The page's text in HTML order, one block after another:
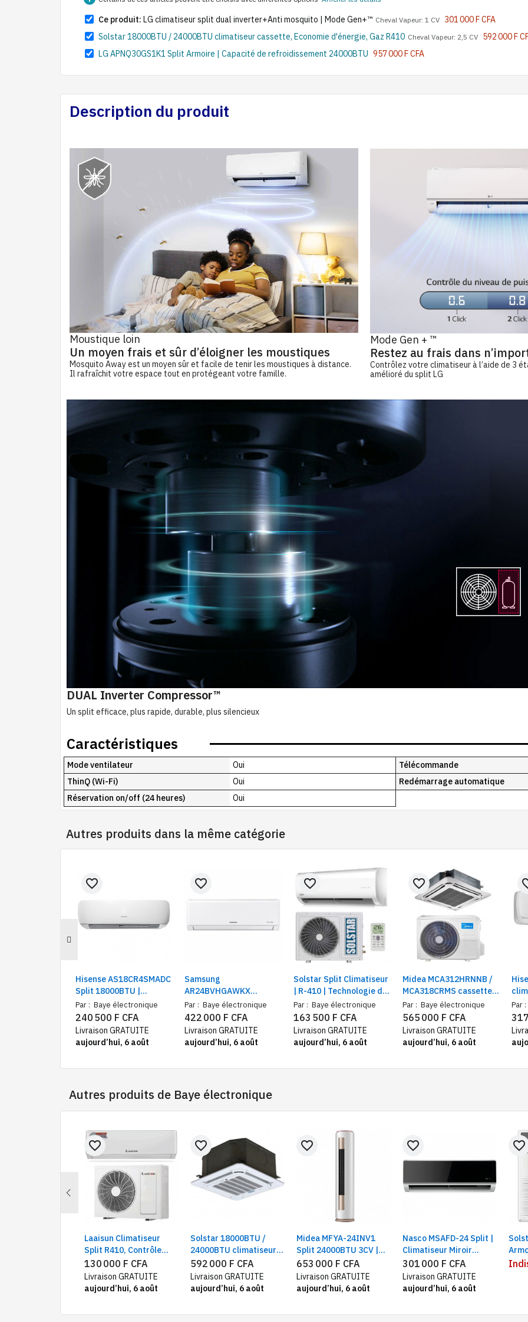
Ce produit: LG climatiseur split dual inverter+Anti mosquito | Mode Gen+™ Cheval Vapeur: 1 CV 301 000 F CFA
Solstar 18000BTU / 24000BTU climatiseur cassette, Economie d'énergie, Gaz R410 Cheval Vapeur: 2,5 CV 592 000 F
LG APNQ30GS1K1 Split Armoire | Capacité de refroidissement 24000BTU 957 000 F CFA
Description du produit
Moustique loin
Un moyen frais et sûr d’éloigner les moustiques
Mosquito Away est un moyen sûr et facile de tenir les moustiques à distance.
Il rafraîchit votre espace tout en protégeant votre famille.
Mode Gen + ™
Restez au frais dans
Contrôlez votre climatiseur à l’aide de 3
amélioré du split LG
DUAL Inverter Compressor™
Un split efficace, plus rapide, durable, plus silencieux
Caractéristiques
Mode ventilateur Oui
Télécommande
ThinQ (Wi-Fi)
Oui
Redémarrage automatique
Réservation on/off (24 heures)
Oui
Autres produits dans la même catégorie
Hisense AS18CR4SMADC
Split 18000BTU |
Climatiseur silencieux
Par : Baye électronique
favorite_border
240 500 F CFA
Livraison GRATUITE
aujourd’hui, 6 août
Samsung
AR24BVHGAWKX
Climatiseur Split Double
Inverter 24000 BTU
Par : Baye électronique
favorite_border
422 000 F CFA
Livraison GRATUITE
aujourd’hui, 6 août
Solstar Split Climatiseur
| R-410 | Technologie de
refroidissement avancée
Par : Baye électronique
favorite_border
163 500 F CFA
Livraison GRATUITE
aujourd’hui, 6 août
Midea MCA312HRNNB /
MCA318CRMS cassette,
Classe A++
Par : Baye électronique
favorite_border
565 000 F CFA
Livraison GRATUITE
aujourd’hui, 6 août
Par :
Autres produits de Baye électronique
Previous
Laaisun Climatiseur
Split R410, Contrôle
automatique de
température
favorite_border
130 000 F CFA
Livraison GRATUITE
aujourd’hui, 6 août
Solstar 18000BTU /
24000BTU climatiseur
cassette, Economie
d'énergie, Gaz R410
favorite_border
592 000 F CFA
Livraison GRATUITE
aujourd’hui, 6 août
Midea MFYA-24INV1
Split 24000BTU 3CV |
Climatiseur tour
inverter new model
favorite_border
653 000 F CFA
Livraison GRATUITE
aujourd’hui, 6 août
Nasco MSAFD-24 Split |
Climatiseur Miroir
24000BTU / 3CV, R22
|Filtre biologique
antibactérien
favorite_border
301 000 F CFA
Livraison GRATUITE
aujourd’hui, 6 août
favorite_border